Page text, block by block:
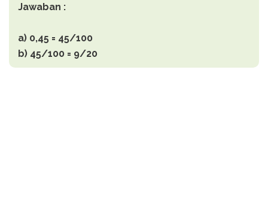
Jawaban :
a) 0,45 = 45/100
b) 45/100 = 9/20